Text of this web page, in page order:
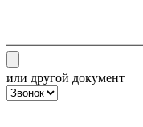
или другой документ